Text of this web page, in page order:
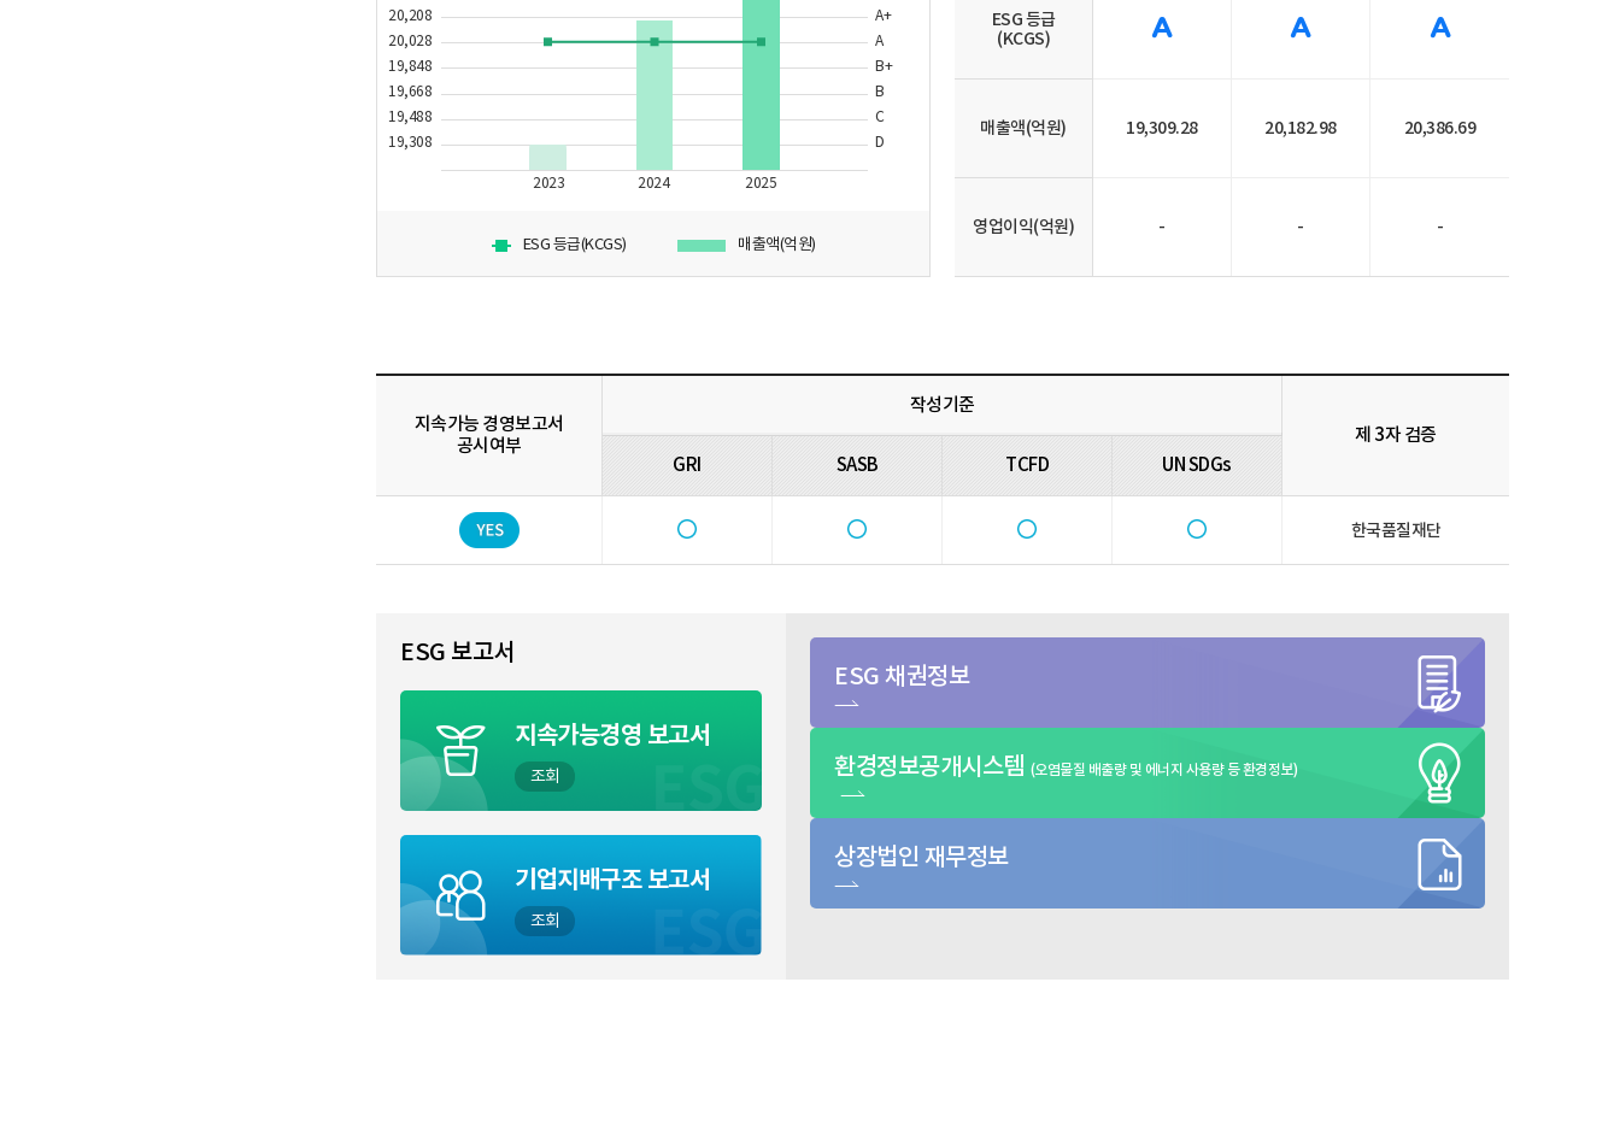
20,208
20,028
19,848
19,668
19,488
19,308
A+
A
B+
B
C
D
2023 2024 2025
ESG 등급(KCGS) 매출액(억원)
ESG 등급
(KCGS)
A A A
매출액(억원) 19,309.28 20,182.98 20,386.69
영업이익(억원) - - -
지속가능 경영보고서
공시여부
작성기준
제 3자 검증
GRI
SASB TCFD UN SDGs
한국품질재단
ESG 보고서
지속가능경영 보고서
조회
기업지배구조보고서
조회
ESG 채권정보
환경정보공개시스템 (오염물질 배출량 및 에너지 사용량 등 환경정보)
상장법인 재무정보